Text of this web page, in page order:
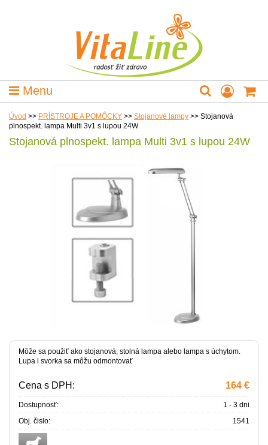
Menu
Úvod >> PRÍSTROJE A POMÔCKY >> Stojanové lampy >> Stojanová
plnospekt. lampa Multi 3v1 s lupou 24W
Stojanová plnospekt. lampa Multi 3v1 s lupou 24W
Môže sa použiť ako stojanová, stolná lampa alebo lampa s úchytom.
Lupa i svorka sa môžu odmontovať
Cena s DPH: 164 €
Dostupnosť:
1 - 3 dni
Obj. čislo:
1541